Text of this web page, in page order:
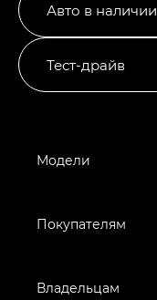
Авто в наличии
Тест-драйв
Модели
Покупателям
Владельцам